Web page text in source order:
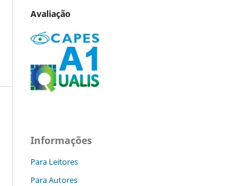
Avaliação
Informações
Para Leitores
Para Autores